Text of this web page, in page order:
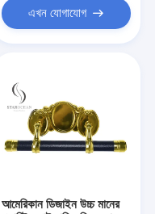
এখন যোগাযোগ
আমেরিকান ডিজাইন উচ্চ মানের